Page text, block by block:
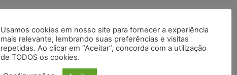
Usamos cookies em nosso site para fornecer a experiência
mais relevante, lembrando suas preferências e visitas
repetidas. Ao clicar em “Aceitar”, concorda com a utilização
de TODOS os cookies.